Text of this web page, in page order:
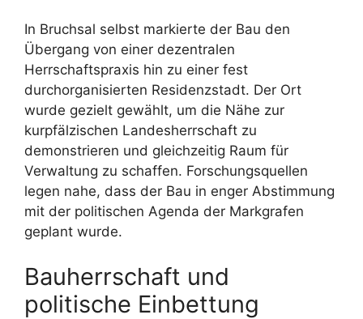
In Bruchsal selbst markierte der Bau den
Übergang von einer dezentralen
Herrschaftspraxis hin zu einer fest
durchorganisierten Residenzstadt. Der Ort
wurde gezielt gewählt, um die Nähe zur
kurpfälzischen Landesherrschaft zu
demonstrieren und gleichzeitig Raum für
Verwaltung zu schaffen. Forschungsquellen
legen nahe, dass der Bau in enger Abstimmung
mit der politischen Agenda der Markgrafen
geplant wurde.
Bauherrschaft und
politische Einbettung